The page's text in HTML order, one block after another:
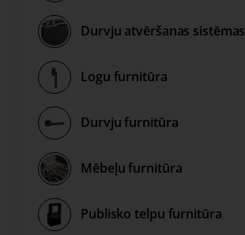
Durvju atvēršanas sistēmas
Logu furnitūra
Durvju furnitūra
Mēbeļu furnitūra
Publisko telpu furnitūra